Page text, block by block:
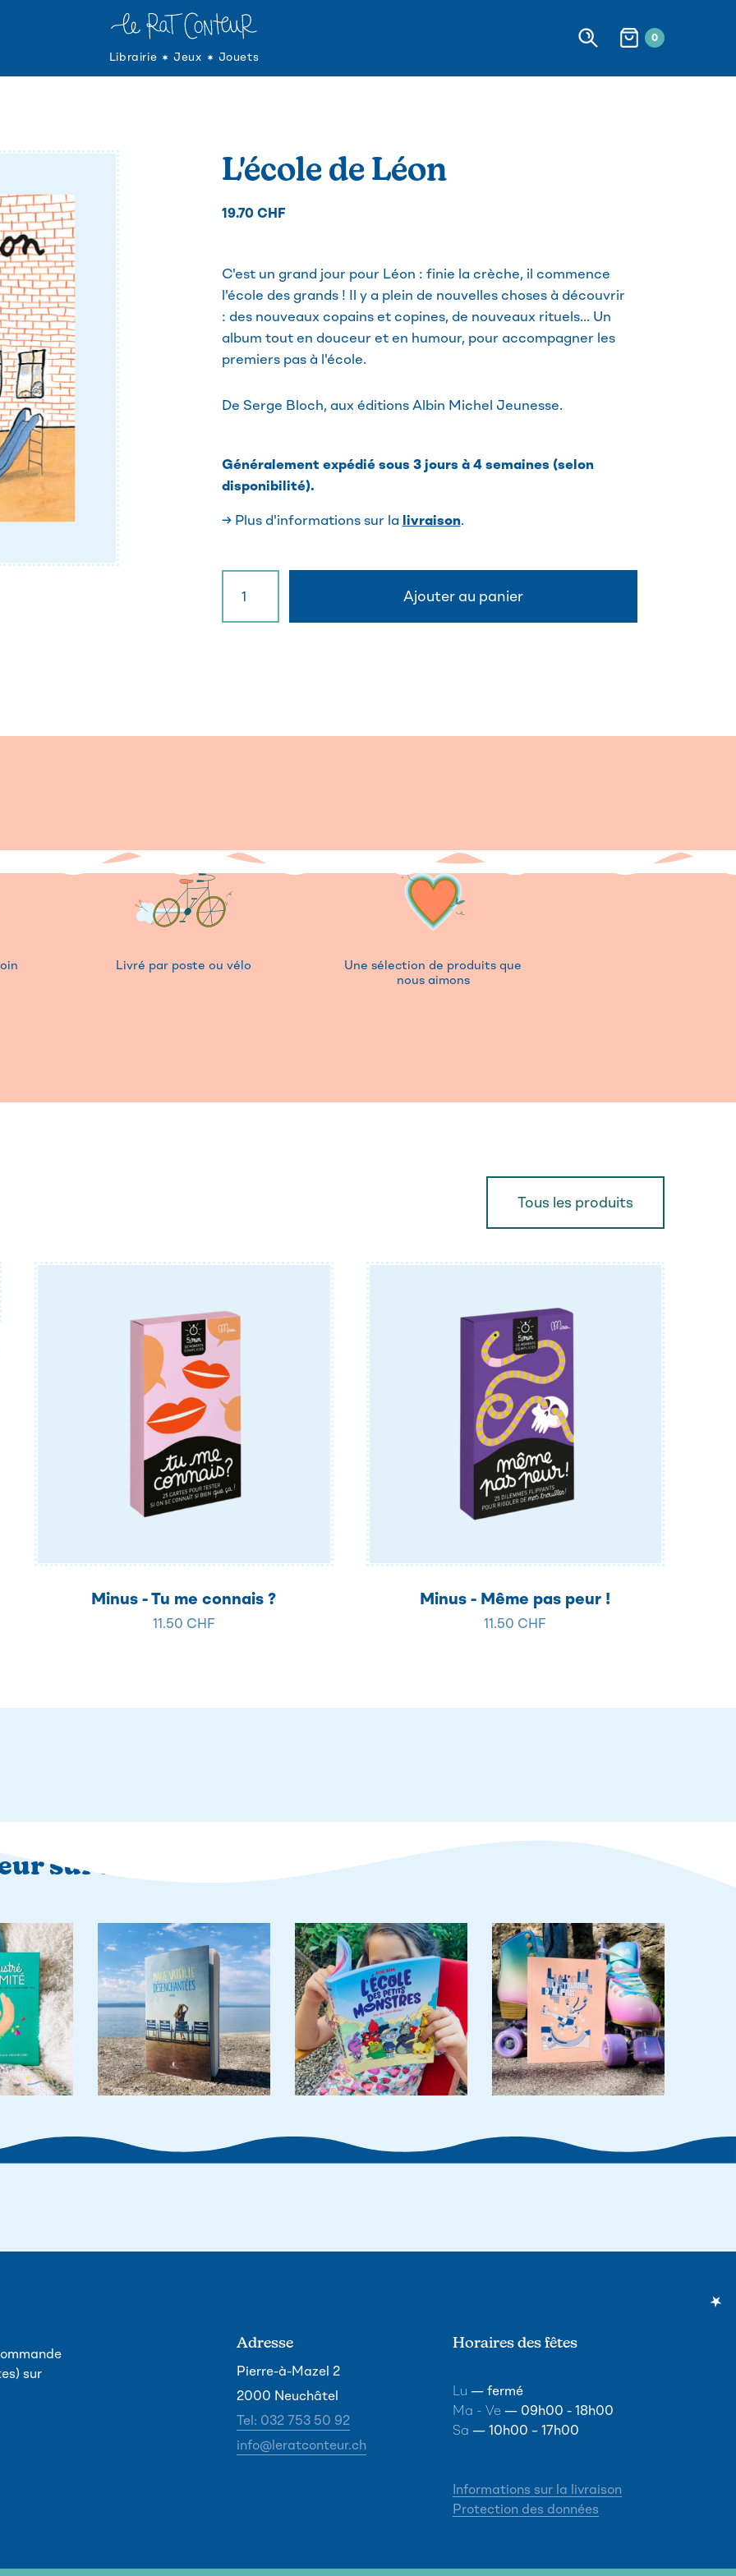
0
Librairie Jeux Jouets
L'école de Léon
19.70 CHF
C'est un grand jour pour Léon : finie la crèche, il commence
l'école des grands ! Il y a plein de nouvelles choses à découvrir
: des nouveaux copains et copines, de nouveaux rituels... Un
album tout en douceur et en humour, pour accompagner les
premiers pas à l'école.
De Serge Bloch, aux éditions Albin Michel Jeunesse.
Généralement expédié sous 3 jours à 4 semaines (selon
disponibilité).
→ Plus d'informations sur la livraison.
Livré par poste ou vélo
Une sélection de produits que
nous aimons
Tous les produits
Minus - Tu me connais ?
11.50 CHF
Minus - Même pas peur !
11.50 CHF
sur Instagram
sur
Adresse
Pierre-à-Mazel 2
2000 Neuchâtel
Tel: 032 753 50 92
info@leratconteur.ch
Horaires des fêtes
Lu — fermé
Ma - Ve— 09h00 - 18h00
Sa — 10h00 – 17h00
Informations sur la livraison
Protection des données